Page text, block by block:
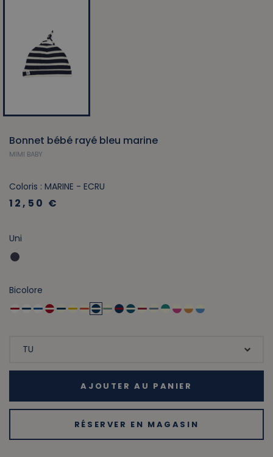
Bonnet bébé rayé bleu marine
MIMI BABY
Coloris : MARINE - ECRU
12,50 €
Uni
Bicolore
AJOUTER AU PANIER
RÉSERVER EN MAGASIN